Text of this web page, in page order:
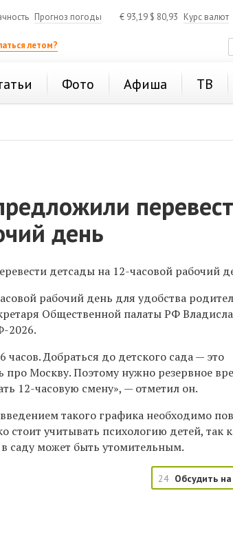
Прогноз погоды € 93,19 $ 80,93 Курс валют
летом?
Фото Афиша ТВ
день
детсады на 12-часовой рабочий
рабочий день для удобства
Общественной палаты РФ
2026.
часов. Добраться до детского сада — это
про Москву. Поэтому нужно резервное
12-часовую смену», — отметил он.
такого графика необходимо
стоит учитывать психологию детей, так
саду может быть утомительным.
24 Обсудить